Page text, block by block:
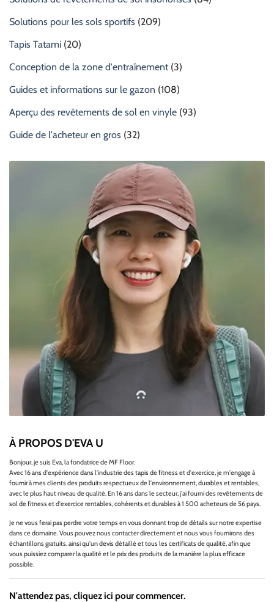
Solutions pour les sols sportifs (209)
Tapis Tatami (20)
Conception de la zone d'entraînement(3)
Guides et informations sur le gazon (108)
Aperçu des revêtements de sol en vinyle (93)
Guide de l'acheteur en gros (32)
À PROPOS D'EVA U
Bonjour, je suis Eva, la fondatrice de MF Floor.
Avec 16 ans d'expérience dans l'industrie des tapis de fitness et d'exercice, je m'engage à
fournir à mes clients des produits respectueux de l'environnement, durables et rentables,
avec le plus haut niveau de qualité. En 16 ans dans le secteur, j'ai fourni des revêtements de
sol de fitness et d'exercice rentables, cohérents et durables à 1 500 acheteurs de 56 pays.
Je ne vous ferai pas perdre votre temps en vous donnant trop de détails sur notre expertise
dans ce domaine. Vous pouvez nous contacter directement et nous vous fournirons des
échantillons gratuits, ainsi qu'un devis détaillé et tous les certificats de qualité, afin que
vous puissiez comparer la qualité et le prix des produits de la manière la plus efficace
possible.
N'attendez pas, cliquez ici pour commencer.